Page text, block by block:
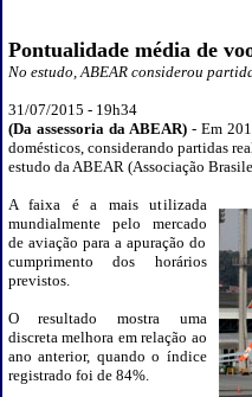
Pontualidade média de
No estudo, ABEAR considerou
31/07/2015 - 19h34
(Da assessoria da ABEAR) - Em
domésticos, considerando partidas
estudo da ABEAR (Associação
A faixa é a mais utilizada
mundialmente pelo mercado
de aviação para a apuração do
cumprimento dos horários
previstos.
O resultado mostra uma
discreta melhora em relação ao
ano anterior, quando o índice
registrado foi de 84%.